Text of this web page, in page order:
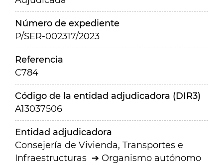
Número de expediente
P/SER-002317/2023
Referencia
C784
Código de la entidad adjudicadora (DIR3)
A13037506
Entidad adjudicadora
Consejería de Vivienda, Transportes e
Infraestructuras
Organismo autónomo